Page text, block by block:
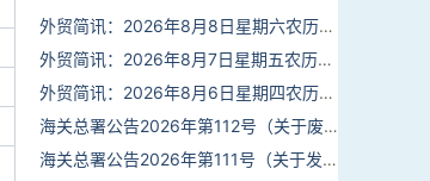
外贸简讯：2026年8月8日星期六农历六月廿六
外贸简讯：2026年8月7日星期五农历六月廿五
外贸简讯：2026年8月6日星期四农历六月廿四
海关总署公告2026年第112号（关于废止部分卫生检疫类规范性文件的公告）
海关总署公告2026年第111号（关于发布《进出境动植物检疫处理监督管理工作规定》《进出境卫生处理监督管理工作规定》的公告）